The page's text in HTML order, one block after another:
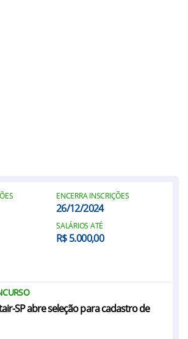
ENCERRA INSCRIÇÕES
26/12/2024
SALÁRIOS ATÉ
R$ 5.000,00
SP abre seleção para cadastro de